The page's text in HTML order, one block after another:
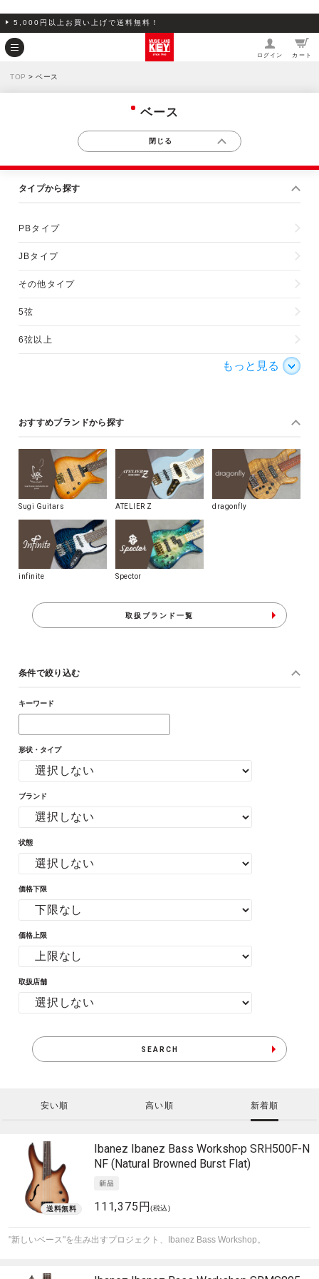
5,000円以上お買い上げで送料無料！
ログイン カート
TOP > ベース
ベース
タイプから探す
PBタイプ
JBタイプ
その他タイプ
5弦
6弦以上
もっと見る
おすすめブランドから探す
Sugi Guitars ATELIER Z dragonfly
infinite Spector
取扱ブランド一覧
条件で絞り込む
キーワード
形状・タイプ
ブランド
状態
価格下限
価格上限
取扱店舗
SEARCH
安い順 高い順 新着順
Ibanez
Ibanez Bass Workshop SRH500F-N
NF (Natural Browned Burst Flat)
111,375円(税込)
"新しいベース"を生み出すプロジェクト、Ibanez Bass Workshop。